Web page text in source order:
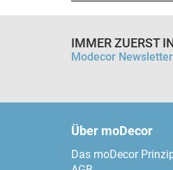
IMMER ZUERST
Modecor
Über moDecor
Das moDecor